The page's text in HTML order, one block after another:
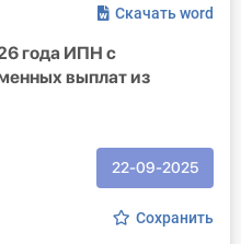
Скачать word
года ИПН с
выплат из
22-09-2025
Сохранить